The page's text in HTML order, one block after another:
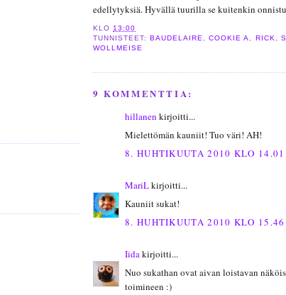
edellytyksiä. Hyvällä tuurilla se kuitenkin
KLO 13:00
TUNNISTEET:BAUDELAIRE ,COOKIE A RICK
WOLLMEISE
9 KOMMENTTIA:
hillanen kirjoitti...
Mielettömän kauniit! Tuo väri! AH!
8. HUHTIKUUTA 2010 KLO 14.01
MariLkirjoitti...
Kauniit sukat!
8. HUHTIKUUTA 2010 KLO 15.46
Iida kirjoitti...
Nuo sukathan ovat aivan loistavan
toimineen :)